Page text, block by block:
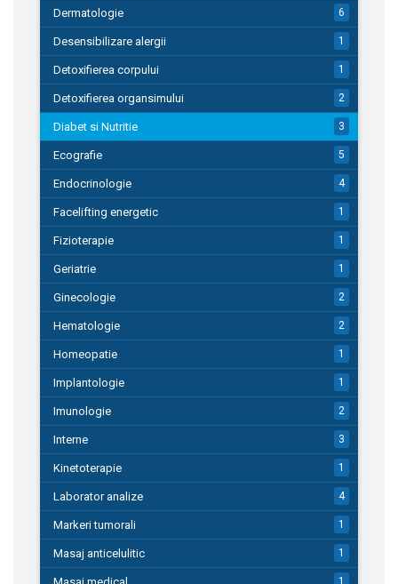
Dermatologie 6
Desensibilizare alergii 1
Detoxifierea corpului 1
Detoxifierea organsimului 2
Diabet si Nutritie 3
Ecografie 5
Endocrinologie 4
Facelifting energetic 1
Fizioterapie 1
Geriatrie 1
Ginecologie 2
Hematologie 2
Homeopatie 1
Implantologie 1
Imunologie 2
Interne 3
Kinetoterapie 1
Laborator analize 4
Markeri tumorali 1
Masaj anticelulitic 1
1